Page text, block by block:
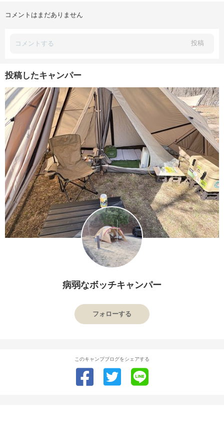
コメントはまだありません
投稿
投稿したキャンパー
病弱なボッチキャンパー
フォローする
このキャンプブログをシェアする